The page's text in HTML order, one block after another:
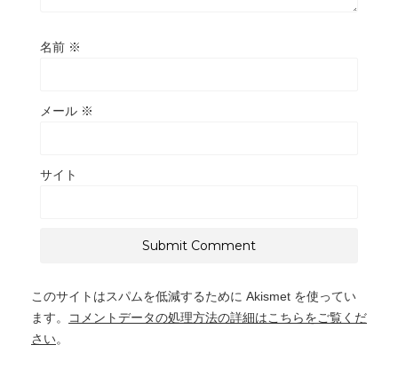
名前 ※
メール ※
サイト
このサイトはスパムを低減するために Akismet を使ってい
ます。
コメントデータの処理方法の詳細はこちらをご覧くだ
さい。